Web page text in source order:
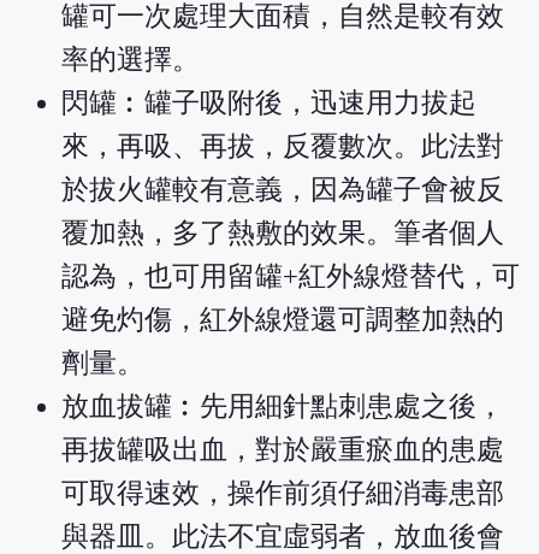
罐可一次處理大面積，自然是較有效
率的選擇。
閃罐︰罐子吸附後，迅速用力拔起
來，再吸、再拔，反覆數次。此法對
於拔火罐較有意義，因為罐子會被反
覆加熱，多了熱敷的效果。筆者個人
認為，也可用留罐+紅外線燈替代，可
避免灼傷，紅外線燈還可調整加熱的
劑量。
放血拔罐︰先用細針點刺患處之後，
再拔罐吸出血，對於嚴重瘀血的患處
可取得速效，操作前須仔細消毒患部
與器皿。此法不宜虛弱者，放血後會